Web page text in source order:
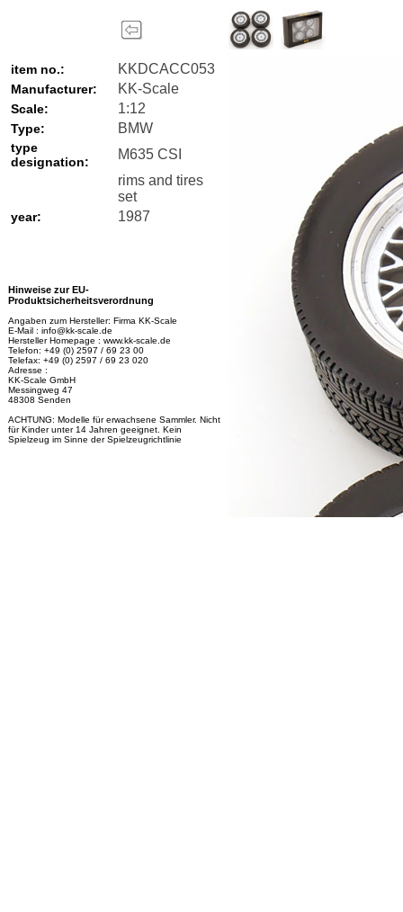
item no.: KKDCACC053
Manufacturer: KK-Scale
Scale: 1:12
Type: BMW
type
designation:
M635 CSI
rims and tires
set
year: 1987
Hinweise zur EU-
Produktsicherheitsverordnung
Angaben zum Hersteller: Firma KK-Scale
E-Mail : info@kk-scale.de
Hersteller Homepage : www.kk-scale.de
Telefon: +49 (0) 2597 / 69 23 00
Telefax: +49 (0) 2597 / 69 23 020
Adresse :
KK-Scale GmbH
Messingweg 47
48308 Senden
ACHTUNG: Modelle für erwachsene Sammler. Nicht
für Kinder unter 14 Jahren geeignet. Kein
Spielzeug im Sinne der Spielzeugrichtlinie